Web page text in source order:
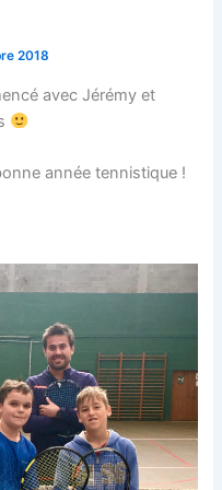
2018
avec Jérémy et
année tennistique !